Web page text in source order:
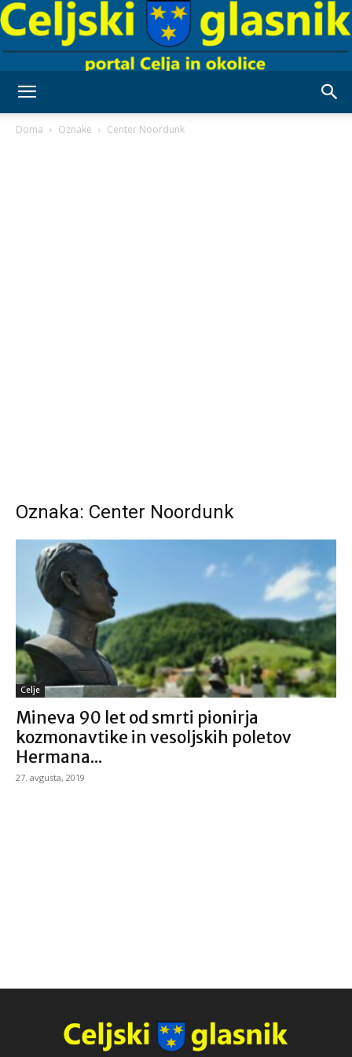
Doma Oznake Center Noordunk
Oznaka: Center Noordunk
Celje
Mineva 90 let od smrti pionirja
kozmonavtike in vesoljskih poletov
Hermana...
27. avgusta, 2019